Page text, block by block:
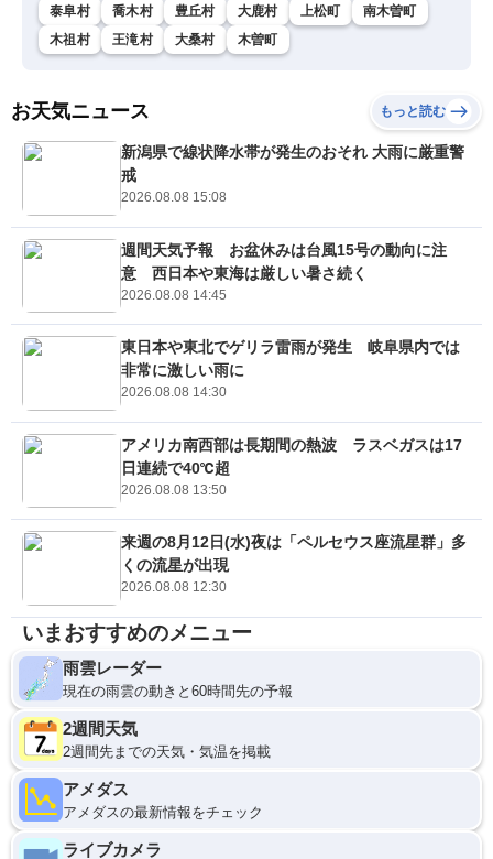
泰阜村
喬木村 豊丘村 大鹿村 上松町
南木曽町
木祖村
王滝村 大桑村 木曽町
お天気ニュース もっと読む
新潟県で線状降水帯が発生のおそれ 大雨に厳重警
戒
2026.08.08 15:08
週間天気予報 お盆休みは台風15号の動向に注
意 西日本や東海は厳しい暑さ続く
2026.08.08 14:45
東日本や東北でゲリラ雷雨が発生 岐阜県内では
非常に激しい雨に
2026.08.08 14:30
アメリカ南西部は長期間の熱波 ラスベガスは17
日連続で40℃超
2026.08.08 13:50
来週の8月12日(水)夜は「ペルセウス座流星群」多
くの流星が出現
2026.08.08 12:30
いまおすすめのメニュー
雨雲レーダー
現在の雨雲の動きと60時間先の予報
2週間天気
2週間先までの天気・気温を掲載
アメダス
アメダスの最新情報をチェック
ライブカメラ